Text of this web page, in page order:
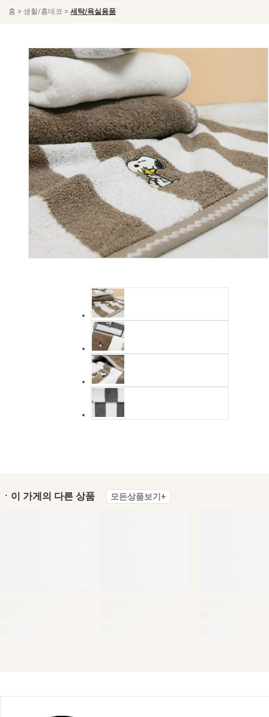
홈 > 생활/홈데코 > 세탁/욕실용품
ㆍ이 가게의 다른 상품 모든상품보기+